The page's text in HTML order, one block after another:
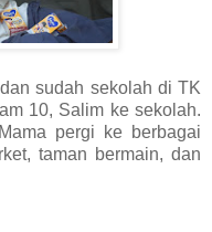
sudah sekolah di TK
10, Salim ke sekolah.
pergi ke berbagai
taman bermain, dan